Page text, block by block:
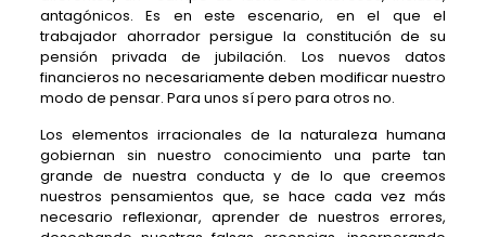
antagónicos. Es en este escenario, en el que el
trabajador ahorrador persigue la constitución de su
pensión privada de jubilación. Los nuevos datos
financieros no necesariamente deben modificar nuestro
modo de pensar. Para unos sí pero para otros no.
Los elementos irracionales de la naturaleza humana
gobiernan sin nuestro conocimiento una parte tan
grande de nuestra conducta y de lo que creemos
nuestros pensamientos que, se hace cada vez más
necesario reflexionar, aprender de nuestros errores,